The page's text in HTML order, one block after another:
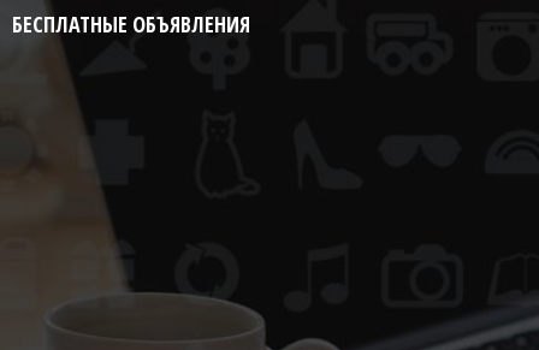
БЕСПЛАТНЫЕ ОБЪЯВЛЕНИЯ